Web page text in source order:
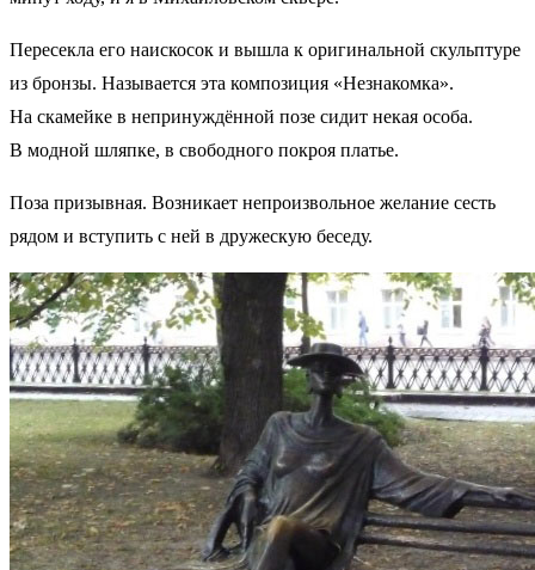
Пересекла его наискосок и вышла к оригинальной скульптуре
из бронзы. Называется эта композиция «Незнакомка».
На скамейке в непринуждённой позе сидит некая особа.
В модной шляпке, в свободного покроя платье.
Поза призывная. Возникает непроизвольное желание сесть
рядом и вступить с ней в дружескую беседу.